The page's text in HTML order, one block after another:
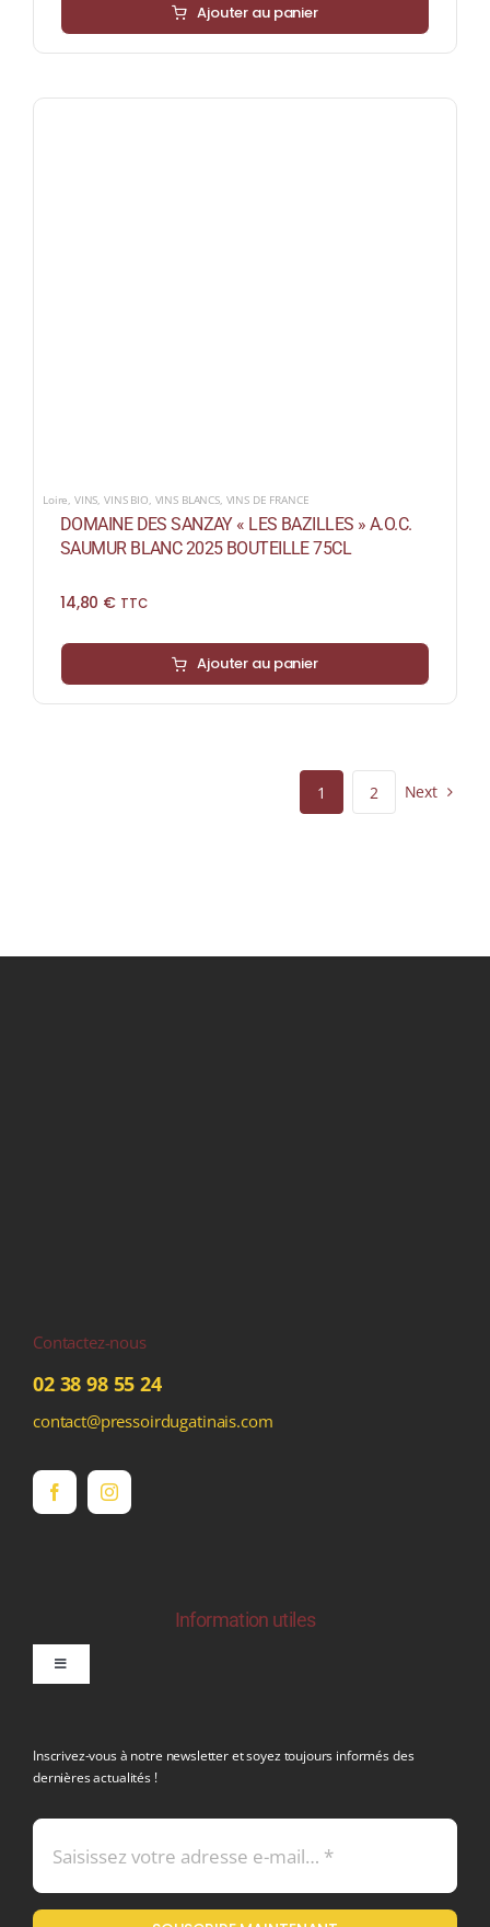
Ajouter au panier
Loire, VINS,VINS BIO, VINS BLANCS, VINS DE FRANCE
DOMAINE DES SANZAY « LES BAZILLES » A.O.C.
SAUMUR BLANC 2025 BOUTEILLE 75CL
14,80 € TTC
Ajouter au panier
1 2 Next
Contactez-nous
02 38 98 55 24
contact@pressoirdugatinais.com
Information utiles
Toggle
Mentions légales
Inscrivez-vous à notre newsletter et soyez toujours informés des
dernières actualités !